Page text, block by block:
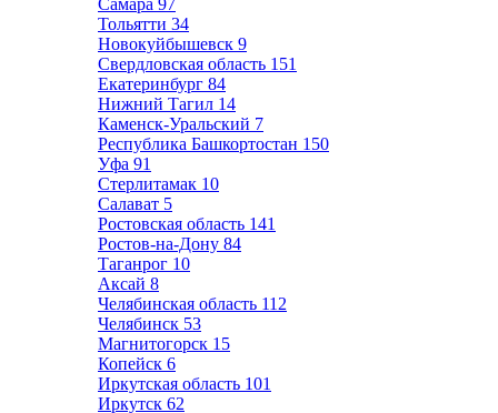
Самара 97
Тольятти 34
Новокуйбышевск 9
Свердловская область 151
Екатеринбург 84
Нижний Тагил 14
Каменск-Уральский 7
Республика Башкортостан 150
Уфа 91
Стерлитамак 10
Салават 5
Ростовская область 141
Ростов-на-Дону 84
Таганрог 10
Аксай 8
Челябинская область 112
Челябинск 53
Магнитогорск 15
Копейск 6
Иркутская область 101
Иркутск 62